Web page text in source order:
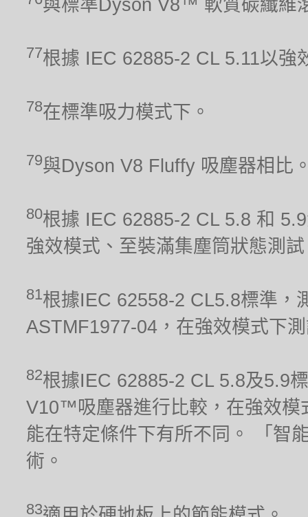
與標準Dyson V8™ 軟質碳纖維
77根據 IEC 62885-2 CL 5.11以強
78在標準吸力模式下。
79與Dyson V8 Fluffy 吸塵器相比
80根據 IEC 62885-2 CL 5.8 和
強效模式、至裝滿集塵筒狀態測
81根據IEC 62558-2 CL5.8標準，
ASTMF1977-04，在強效模式下
82根據IEC 62885-2 CL 5.8及5.9
V10™吸塵器進行比較，在強效模
能在特定條件下有所不同。 「智
術。
83